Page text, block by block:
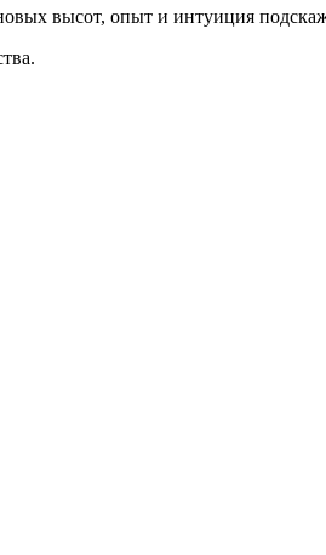
высот, опыт и интуиция